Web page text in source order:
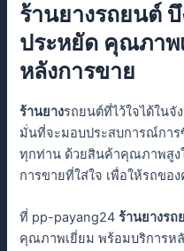
ร้านยางรถยนต์
ประหยัด คุณภาพ
หลังการขาย
ร้านยางรถยนต์ที่ไว้ใจได้ในจั
มั่นที่จะมอบประสบการณ์กา
ทุกท่าน ด้วยสินค้าคุณภาพสูง
การขายที่ใส่ใจ เพื่อให้รถข
ที่ pp-payang24ร้านยางร
คุณภาพเยี่ยม พร้อมบริการห